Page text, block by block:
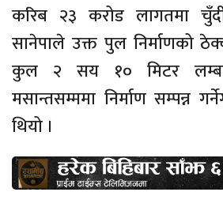
करिब २३ करोड लागतमा चुँदी
सानेपाले उक्त पुल निर्माणको
कुल २ सय १० मिटर
मसान्तसम्ममा निर्माण सम्पन्न
थियो ।